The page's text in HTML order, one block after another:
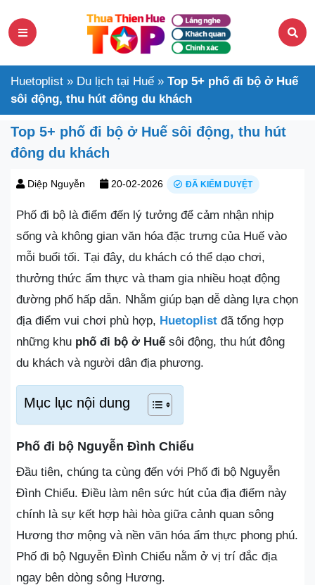
Huetoplist » Du lịch tại Huế » Top 5+ phố đi bộ ở Huế
sôi động, thu hút đông du khách
Top 5+ phố đi bộ ở Huế sôi động, thu hút
đông du khách
Diệp Nguyễn 20-02-2026 ĐÃ KIỂM DUYỆT
Phố đi bộ là điểm đến lý tưởng để cảm nhận nhịp
sống và không gian văn hóa đặc trưng của Huế vào
mỗi buổi tối. Tại đây, du khách có thể dạo chơi,
thưởng thức ẩm thực và tham gia nhiều hoạt động
đường phố hấp dẫn. Nhằm giúp bạn dễ dàng lựa chọn
địa điểm vui chơi phù hợp, Huetoplist đã tổng hợp
những khu phố đi bộ ở Huếsôi động, thu hút đông
du khách và người dân địa phương.
Mục lục nội dung
Phố đi bộ Nguyễn Đình Chiểu
Đầu tiên, chúng ta cùng đến với Phố đi bộ Nguyễn
Đình Chiểu. Điều làm nên sức hút của địa điểm này
chính là sự kết hợp hài hòa giữa cảnh quan sông
Hương thơ mộng và nền văn hóa ẩm thực phong phú.
Phố đi bộ Nguyễn Đình Chiểu nằm ở vị trí đắc địa
ngay bên dòng sông Hương.